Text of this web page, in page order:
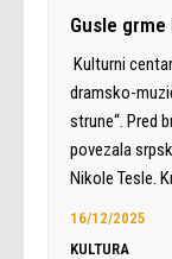
Gusle
Kulturni
dramsko-
strune“. Pred
povezala
Nikole Tesle.
16/12/2025
KULTURA